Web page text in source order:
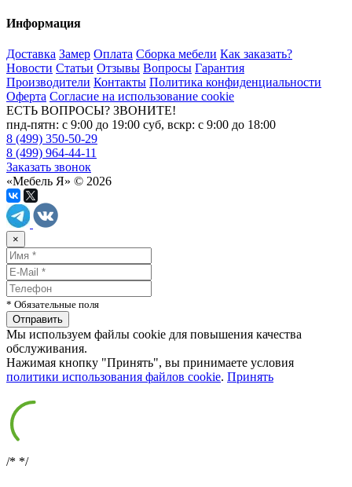
Информация
Доставка Замер Оплата Сборка мебели Как заказать?
Новости Статьи Отзывы Вопросы Гарантия
Производители Контакты Политика конфиденциальности
Оферта Согласие на использование cookie
ЕСТЬ ВОПРОСЫ? ЗВОНИТЕ!
пнд-пятн: с 9:00 до 19:00 суб, вскр: с 9:00 до 18:00
8 (499) 350-50-29
8 (499) 964-44-11
Заказать звонок
«Мебель Я» © 2026
×
* Обязательные поля
Мы используем файлы cookie для повышения качества
обслуживания.
Нажимая кнопку "Принять", вы принимаете условия
политики использования файлов cookie. Принять
/* */